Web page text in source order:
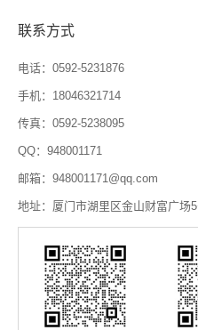
联系方式
电话：0592-5231876
手机：18046321714
传真：0592-5238095
QQ：948001171
邮箱：948001171@qq.com
地址：厦门市湖里区金山财富广场